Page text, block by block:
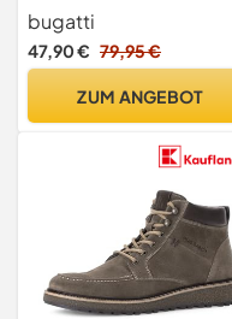
Obermaterial echt Nubuk
und Glattleder, Dark Blue,
45 EU
bugatti
47,90 € 79,95 €
ZUM ANGEBOT